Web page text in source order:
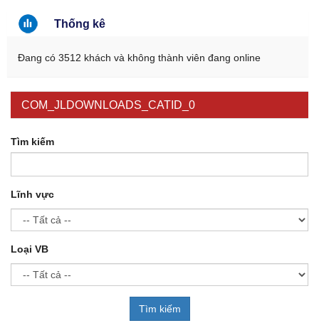
Thống kê
Đang có 3512 khách và không thành viên đang online
COM_JLDOWNLOADS_CATID_0
Tìm kiếm
Lĩnh vực
Loại VB